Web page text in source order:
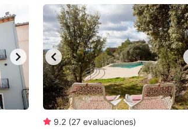
9.2 (27 evaluaciones)